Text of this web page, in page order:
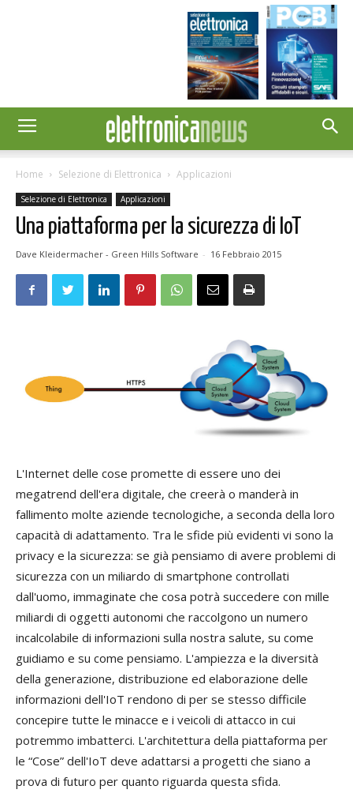
Home Selezione di Elettronica Applicazioni
Selezione di Elettronica Applicazioni
Una piattaforma per la sicurezza di IoT
Dave Kleidermacher - Green Hills Software - 16 Febbraio 2015
L'Internet delle cose promette di essere uno dei
megatrend dell'era digitale, che creerà o manderà in
fallimento molte aziende tecnologiche, a seconda della loro
capacità di adattamento. Tra le sfide più evidenti vi sono la
privacy e la sicurezza: se già pensiamo di avere problemi di
sicurezza con un miliardo di smartphone controllati
dall'uomo, immaginate che cosa potrà succedere con mille
miliardi di oggetti autonomi che raccolgono un numero
incalcolabile di informazioni sulla nostra salute, su come
guidiamo e su come pensiamo. L'ampiezza e la diversità
della generazione, distribuzione ed elaborazione delle
informazioni dell'IoT rendono di per se stesso difficile
concepire tutte le minacce e i veicoli di attacco in cui
potremmo imbatterci. L'architettura della piattaforma per
le “Cose” dell'IoT deve adattarsi a progetti che siano a
prova di futuro per quanto riguarda questa sfida.